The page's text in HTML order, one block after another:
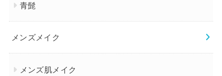
青髭
メンズメイク
メンズ肌メイク